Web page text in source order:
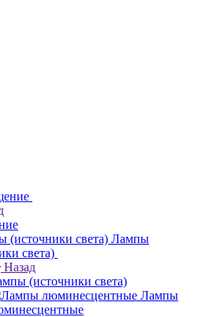
Лампы
света)
Назад
(источники света)
Лампы